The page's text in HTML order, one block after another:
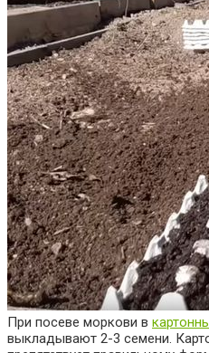
При посеве моркови в
выкладывают 2-3 семени.